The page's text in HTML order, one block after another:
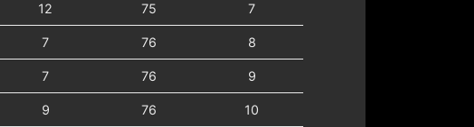
12 75 7
7 76 8
7 76 9
9 76 10